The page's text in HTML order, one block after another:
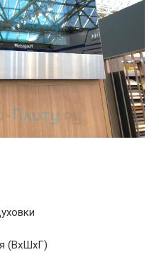
(ВхШхГ)